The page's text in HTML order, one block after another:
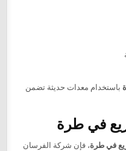
باستخدام معدات حديثة تضمن
في طرة
في طرة، فإن شركة الفرسان